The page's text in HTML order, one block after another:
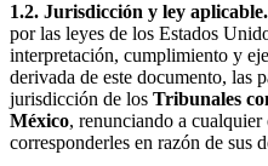
1.2. Jurisdicción y ley aplicable.
por las leyes de los Estados
interpretación, cumplimiento y
derivada de este documento, las
jurisdicción de los Tribunales
México, renunciando a
corresponderles en razón de sus